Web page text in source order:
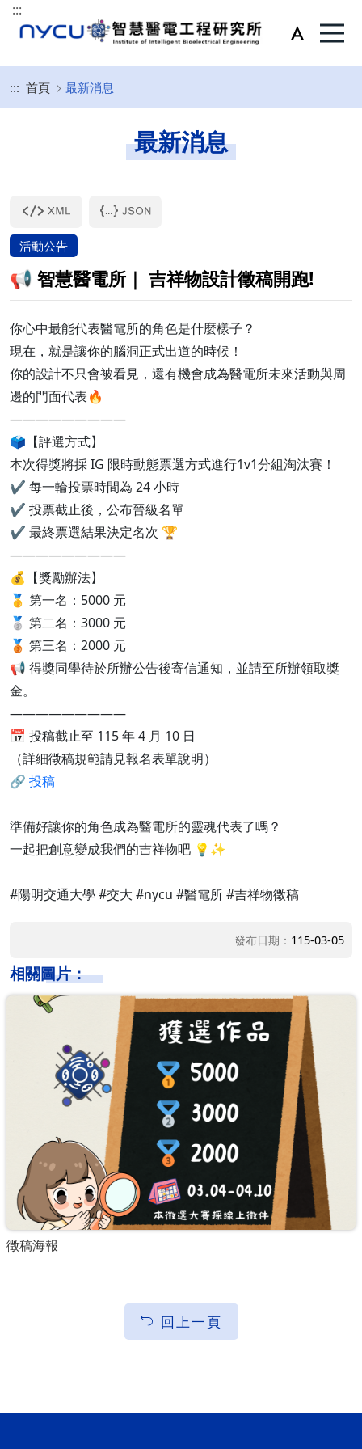
:::
::: 首頁 最新消息
最新消息
活動公告
📢 智慧醫電所｜ 吉祥物設計徵稿開跑!
你心中最能代表醫電所的角色是什麼樣子？
現在，就是讓你的腦洞正式出道的時候！
你的設計不只會被看見，還有機會成為醫電所未來活動與周
邊的門面代表🔥
—————————
🗳【評選方式】
本次得獎將採 IG 限時動態票選方式進行1v1分組淘汰賽！
✔ 每一輪投票時間為 24 小時
✔ 投票截止後，公布晉級名單
✔ 最終票選結果決定名次 🏆
—————————
💰【獎勵辦法】
🥇 第一名：5000 元
🥈 第二名：3000 元
🥉 第三名：2000 元
📢 得獎同學待於所辦公告後寄信通知，並請至所辦領取獎
金。
—————————
📅 投稿截止至 115 年 4 月 10 日
（詳細徵稿規範請見報名表單說明）
🔗 投稿
準備好讓你的角色成為醫電所的靈魂代表了嗎？
一起把創意變成我們的吉祥物吧 💡✨
#陽明交通大學 #交大 #nycu #醫電所 #吉祥物徵稿
發布日期： 115-03-05
相關圖片：
徵稿海報
回上一頁